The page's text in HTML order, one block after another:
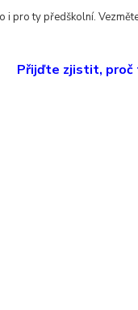
i pro ty předškolní.
Přijďte zjistit, proč